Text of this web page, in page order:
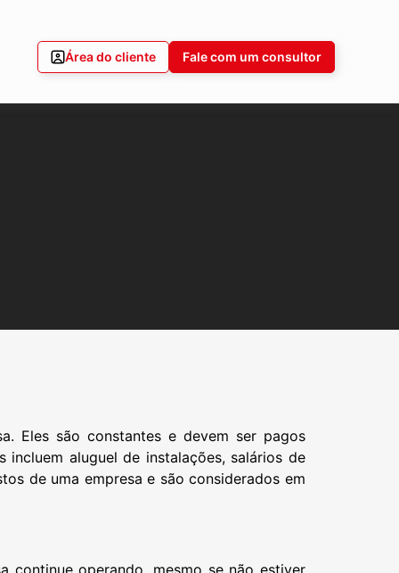
Área do cliente Fale com um consultor
Eles são constantes e devem ser pagos
aluguel de instalações, salários de
de uma empresa e são considerados em
operando, mesmo se não estiver